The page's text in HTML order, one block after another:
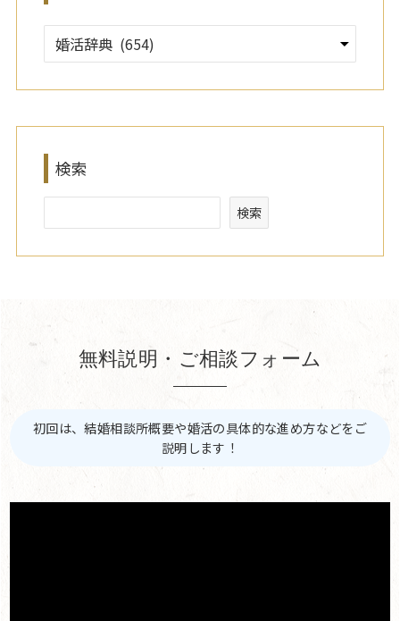
検索
検索
無料説明・ご相談フォーム
初回は、結婚相談所概要や婚活の具体的な進め方などをご
説明します！